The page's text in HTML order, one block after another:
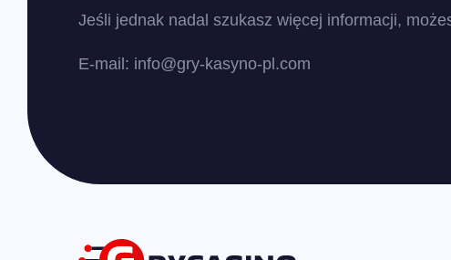
Jeśli jednak nadal szukasz więcej informacji,
E-mail: info@gry-kasyno-pl.com